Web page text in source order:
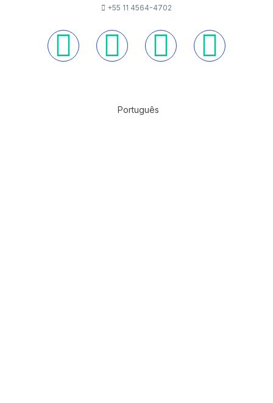
+55 11 4564-4702
Português